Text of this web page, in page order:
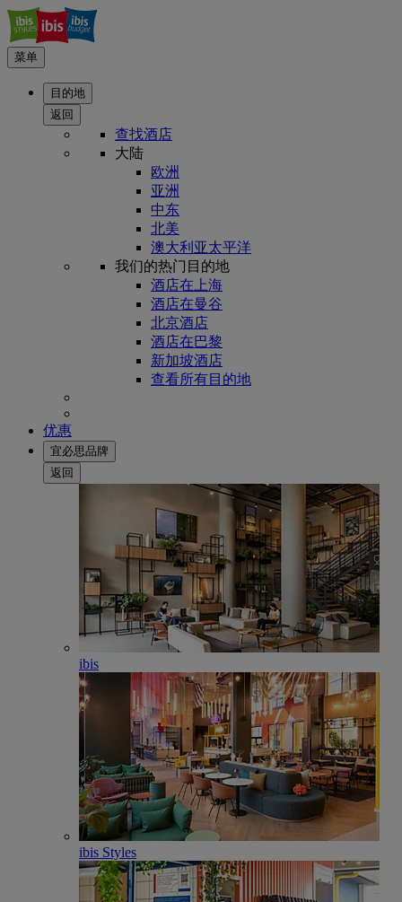
菜单
目的地
返回
查找酒店
大陆
欧洲
亚洲
中东
北美
澳大利亚太平洋
我们的热门目的地
酒店在上海
酒店在曼谷
北京酒店
酒店在巴黎
新加坡酒店
查看所有目的地
优惠
宜必思品牌
返回
ibis
ibis Styles